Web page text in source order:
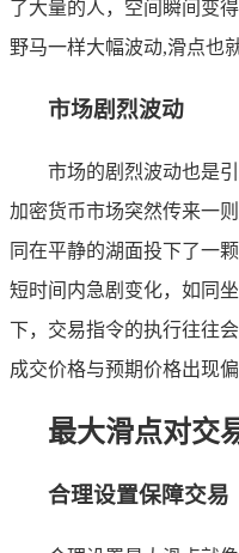
了大量的人，空间瞬间变
野马一样大幅波动,滑点也
市场剧烈波动
市场的剧烈波动也是
加密货币市场突然传来一
同在平静的湖面投下了一
短时间内急剧变化，如同
下，交易指令的执行往往
成交价格与预期价格出现
最大滑点对交
合理设置保障交易